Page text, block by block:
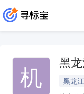
机 黑
黑龙